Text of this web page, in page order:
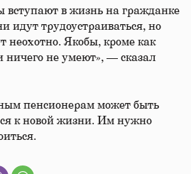
вступают в жизнь на гражданке
идут трудоустраиваться, но
неохотно. Якобы, кроме как
ничего не умеют», — сказал
пенсионерам может быть
к новой жизни. Им нужно